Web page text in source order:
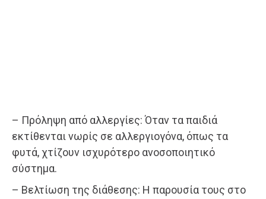
– Πρόληψη από αλλεργίες: Όταν τα παιδιά
εκτίθενται νωρίς σε αλλεργιογόνα, όπως τα
φυτά, χτίζουν ισχυρότερο ανοσοποιητικό
σύστημα.
– Βελτίωση της διάθεσης: Η παρουσία τους στο